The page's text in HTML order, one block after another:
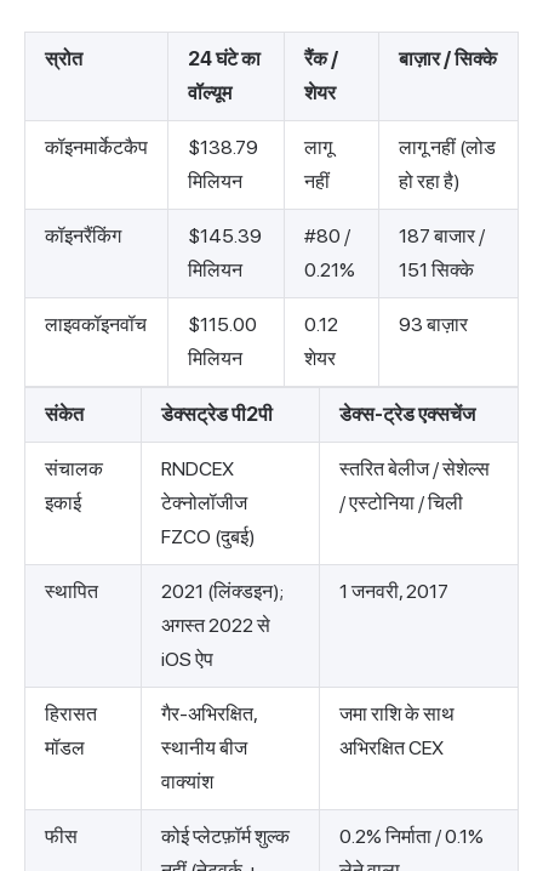
स्रोत
24 घंटे का
वॉल्यूम
रैंक /
शेयर
बाज़ार / सिक्के
कॉइनमार्केटकैप
$138.79
मिलियन
लागू
नहीं
लागू नहीं (लोड
हो रहा है)
कॉइनरैंकिंग
$145.39
मिलियन
#80 /
0.21%
187 बाजार /
151 सिक्के
लाइवकॉइनवॉच
$115.00
मिलियन
0.12
शेयर
93 बाज़ार
संकेत डेक्सट्रेड पी2पी डेक्स-ट्रेड एक्सचेंज
संचालक
इकाई
RNDCEX
टेक्नोलॉजीज
FZCO (दुबई)
स्तरित बेलीज / सेशेल्स
/ एस्टोनिया / चिली
स्थापित
2021 (लिंक्डइन);
अगस्त 2022 से
iOS ऐप
1 जनवरी, 2017
हिरासत
मॉडल
गैर-अभिरक्षित,
स्थानीय बीज
वाक्यांश
जमा राशि के साथ
अभिरक्षित CEX
फीस
कोई प्लेटफ़ॉर्म शुल्क
0.2% निर्माता / 0.1%